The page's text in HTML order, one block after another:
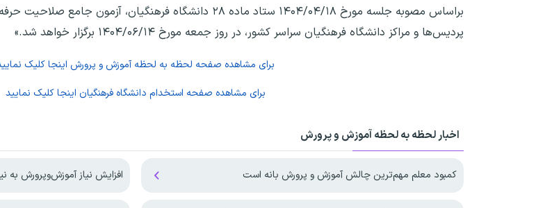
بر‌اساس مصوبه جلسه مورخ ۱۴۰۴/۰۴/۱۸ ستاد ماده ۲۸ دانشگاه
پردیس‌ها و مراکز دانشگاه فرهنگیان سراسر کشور، در روز جمعه مورخ ۱۴۰۴/۰۶/۱۴ برگزار خواهد شد.»
برای مشاهده صفحه لحظه به لحظه آموزش و پرورش اینجا کلیک
برای مشاهده صفحه استخدام دانشگاه فرهنگیان اینجا کلیک نمایید
اخبار لحظه به لحظه آموزش و پرورش
کمبود معلم مهم‌ترین چالش آموزش و پرورش بانه است افزایش نیاز آموزش‌وپرورش به